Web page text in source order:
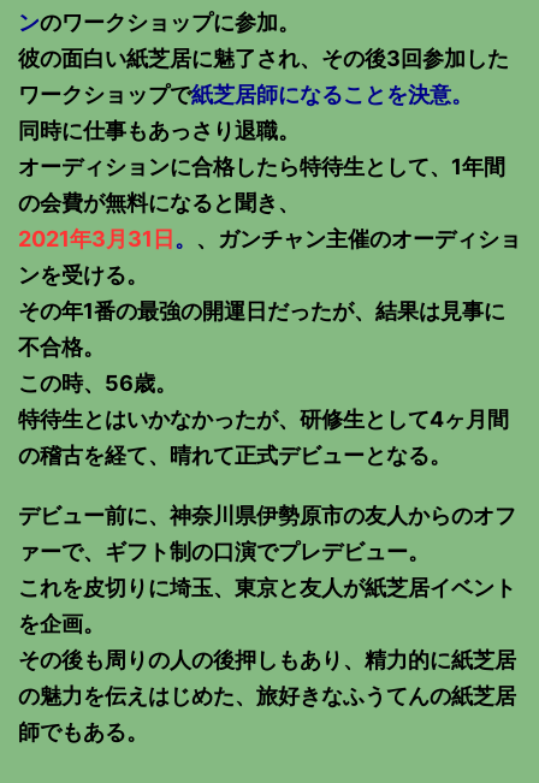
ンのワークショップに参加。
彼の面白い紙芝居に魅了され、その後3回参加した
ワークショップで紙芝居師になることを決意。
同時に仕事もあっさり退職。
オーディションに合格したら特待生として、1年間
の会費が無料になると聞き、
2021年3月31日 。 、ガンチャン主催のオーディショ
ンを受ける。
その年1番の最強の開運日だったが、結果は見事に
不合格。
この時、56歳。
特待生とはいかなかったが、研修生として4ヶ月間
の稽古を経て、晴れて正式デビューとなる。
デビュー前に、神奈川県伊勢原市の友人からのオフ
ァーで、ギフト制の口演でプレデビュー。
これを皮切りに埼玉、東京と友人が紙芝居イベント
を企画。
その後も周りの人の後押しもあり、精力的に紙芝居
の魅力を伝えはじめた、旅好きなふうてんの紙芝居
師でもある。